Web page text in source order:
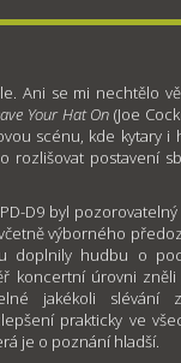
Ani se mi nechtělo
Your Hat On(Joe
scénu, kde kytary i
rozlišovat postavení
D9 byl
výborného
doplnily hudbu o
koncertní úrovni
jakékoli slévání
prakticky ve
je o poznání hladší.